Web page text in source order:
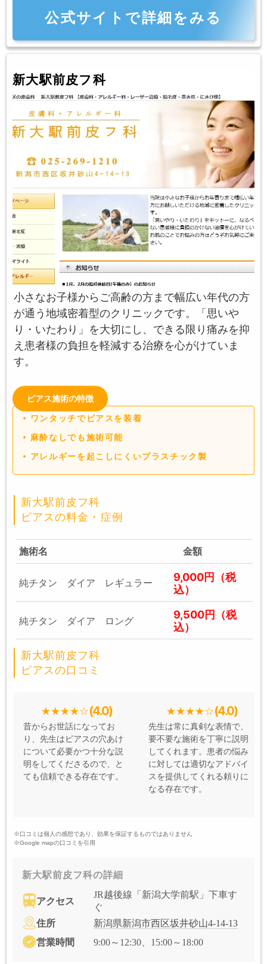
公式サイトで詳細をみる
新大駅前皮フ科
小さなお子様からご高齢の方まで幅広い年代の方
が通う地域密着型のクリニックです。「思いや
り・いたわり」を大切にし、できる限り痛みを抑
え患者様の負担を軽減する治療を心がけていま
す。
ピアス施術の特徴
ワンタッチでピアスを装着
麻酔なしでも施術可能
アレルギーを起こしにくいプラスチック製
新大駅前皮フ科
ピアスの料金・症例
施術名 金額
純チタン ダイア レギュラー
9,000円（税
込）
純チタン ダイア ロング
9,500円（税
込）
新大駅前皮フ科
ピアスの口コミ
(4.0)
昔からお世話になってお
り、先生はピアスの穴あけ
について必要かつ十分な説
明をしてくださるので、と
ても信頼できる存在です。
(4.0)
先生は常に真剣な表情で、
要不要な施術を丁寧に説明
してくれます。患者の悩み
に対しては適切なアドバイ
スを提供してくれる頼りに
なる存在です。
※口コミは個人の感想であり、効果を保証するものではありません
※Google mapの口コミを引用
新大駅前皮フ科の詳細
アクセス
JR越後線「新潟大学前駅」下車す
ぐ
住所
新潟県新潟市西区坂井砂山4-14-13
営業時間
9:00～12:30、15:00～18:00